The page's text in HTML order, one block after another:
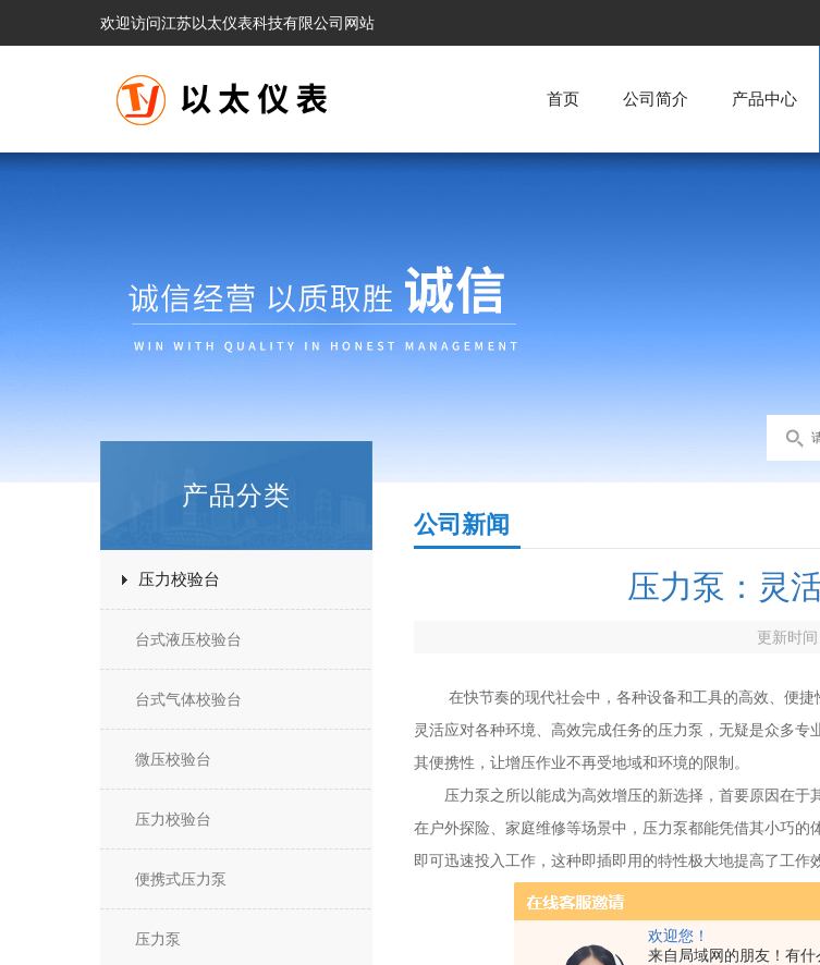
欢迎您！
来自局域网的朋友！有什
欢迎访问江苏以太仪表科技有限公司网站
首页 公司简介 产品中心
产品分类
压力校验台
台式液压校验台
台式气体校验台
微压校验台
压力校验台
便携式压力泵
压力泵
公司新闻
压力泵：灵
更新时
在快节奏的现代社会中，各种设备和工具的高效、便捷
灵活应对各种环境、高效完成任务的压力泵，无疑是众多
其便携性，让增压作业不再受地域和环境的限制。
压力泵之所以能成为高效增压的新选择，首要原因在于
在户外探险、家庭维修等场景中，压力泵都能凭借其小巧的
即可迅速投入工作，这种即插即用的特性极大地提高了工作